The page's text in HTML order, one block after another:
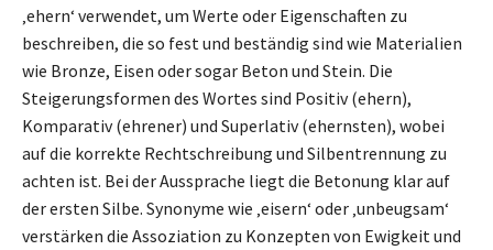
‚ehern‘ verwendet, um Werte oder Eigenschaften zu
beschreiben, die so fest und beständig sind wie Materialien
wie Bronze, Eisen oder sogar Beton und Stein. Die
Steigerungsformen des Wortes sind Positiv (ehern),
Komparativ (ehrener) und Superlativ (ehernsten), wobei
auf die korrekte Rechtschreibung und Silbentrennung zu
achten ist. Bei der Aussprache liegt die Betonung klar auf
der ersten Silbe. Synonyme wie ‚eisern‘ oder ‚unbeugsam‘
verstärken die Assoziation zu Konzepten von Ewigkeit und